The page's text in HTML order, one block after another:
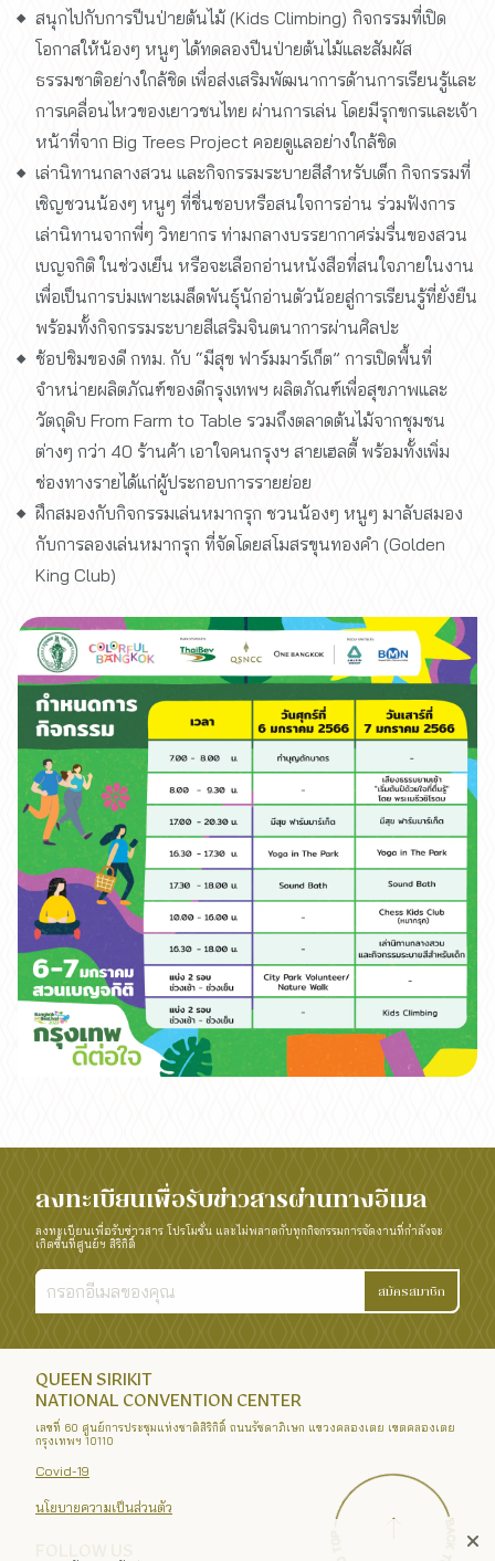
สนุกไปกับการปีนป่ายต้นไม้ (Kids Climbing) กิจกรรมที่เปิด
โอกาสให้น้องๆ หนูๆ ได้ทดลองปีนป่ายต้นไม้และสัมผัส
ธรรมชาติอย่างใกล้ชิด เพื่อส่งเสริมพัฒนาการด้านการเรียนรู้และ
การเคลื่อนไหวของเยาวชนไทย ผ่านการเล่น โดยมีรุกขกรและเจ้า
หน้าที่จาก Big Trees Project คอยดูแลอย่างใกล้ชิด
เล่านิทานกลางสวน และกิจกรรมระบายสีสำหรับเด็ก กิจกรรมที่
เชิญชวนน้องๆ หนูๆ ที่ชื่นชอบหรือสนใจการอ่าน ร่วมฟังการ
เล่านิทานจากพี่ๆ วิทยากร ท่ามกลางบรรยากาศร่มรื่นของสวน
เบญจกิติ ในช่วงเย็น หรือจะเลือกอ่านหนังสือที่สนใจภายในงาน
เพื่อเป็นการบ่มเพาะเมล็ดพันธุ์นักอ่านตัวน้อยสู่การเรียนรู้ที่ยั่งยืน
พร้อมทั้งกิจกรรมระบายสีเสริมจินตนาการผ่านศิลปะ
ช้อปชิมของดี กทม. กับ “มีสุข ฟาร์มมาร์เก็ต” การเปิดพื้นที่
จำหน่ายผลิตภัณฑ์ของดีกรุงเทพฯ ผลิตภัณฑ์เพื่อสุขภาพและ
วัตถุดิบ From Farm to Table รวมถึงตลาดต้นไม้จากชุมชน
ต่างๆ กว่า 40 ร้านค้า เอาใจคนกรุงฯ สายเฮลตี้ พร้อมทั้งเพิ่ม
ช่องทางรายได้แก่ผู้ประกอบการรายย่อย
ฝึกสมองกับกิจกรรมเล่นหมากรุก ชวนน้องๆ หนูๆ มาลับสมอง
กับการลองเล่นหมากรุก ที่จัดโดยสโมสรขุนทองคำ (Golden
King Club)
ลงทะเบียนเพื่อรับข่าวสารผ่านทางอีเมล
ลงทะเบียนเพื่อรับข่าวสาร โปรโมชั่น และไม่พลาดกับทุกกิจกรรมการจัดงานที่กำลังจะ
เกิดขึ้นที่ศูนย์ฯ สิริกิติ์
สมัครสมาชิก
QUEEN SIRIKIT
NATIONAL CONVENTION CENTER
เลขที่ 60 ศูนย์การประชุมแห่งชาติสิริกิติ์ ถนนรัชดาภิเษก แขวงคลองเตย เขตคลองเตย
กรุงเทพฯ 10110
Covid-19
นโยบายความเป็นส่วนตัว